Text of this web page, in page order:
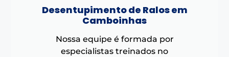
Desentupimento de Ralos em
Camboinhas
Nossa equipe é formada por
especialistas treinados no